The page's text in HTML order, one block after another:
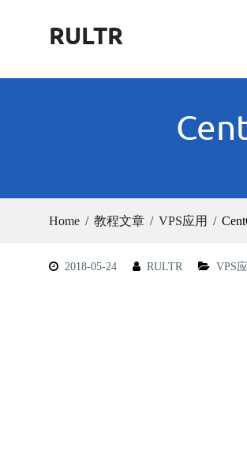
RULTR
Home 教程文章 VPS应用
2018-05-24 RULTR VPS